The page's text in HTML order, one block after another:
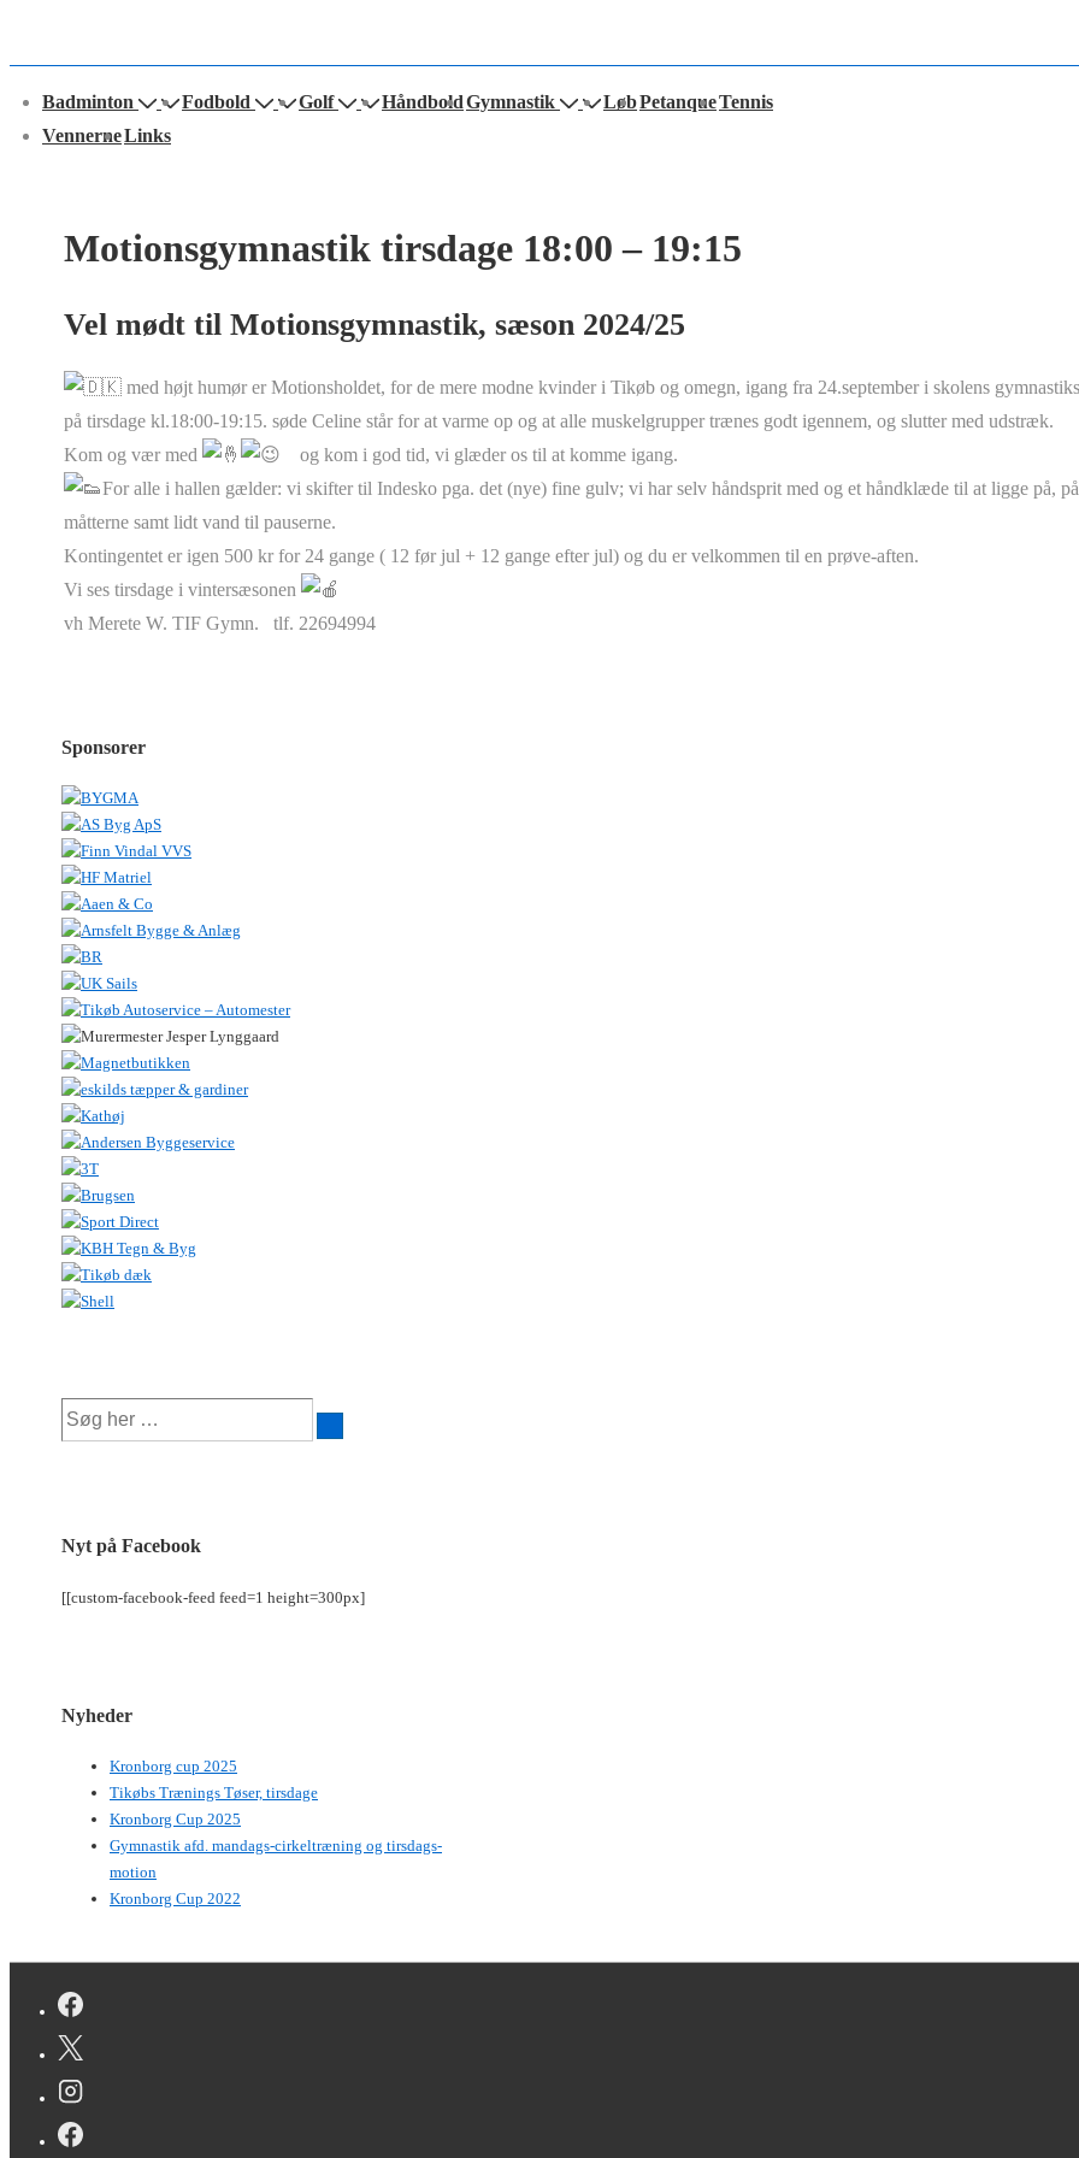
Badminton Fodbold Golf HåndboldGymnastik LøbPetanqueTennis
VennerneLinks
Motionsgymnastik tirsdage 18:00 – 19:15
Vel mødt til Motionsgymnastik, sæson 2024/25
med højt humør er Motionsholdet, for de mere modne kvinder i Tikøb og omegn, igang fra 24.september i skolens
på tirsdage kl.18:00-19:15. søde Celine står for at varme op og at alle muskelgrupper trænes godt igennem, og slutter med udstræk.
Kom og vær med
og kom i god tid, vi glæder os til at komme igang.
For alle i hallen gælder: vi skifter til Indesko pga. det (nye) fine gulv; vi har selv håndsprit med og et håndklæde til at ligge på, på
måtterne samt lidt vand til pauserne.
Kontingentet er igen 500 kr for 24 gange ( 12 før jul + 12 gange efter jul) og du er velkommen til en prøve-aften.
Vi ses tirsdage i vintersæsonen
vh Merete W. TIF Gymn. tlf. 22694994
Sponsorer
Søg
efter:
Nyt på Facebook
[[custom-facebook-feed feed=1 height=300px]
Nyheder
Kronborg cup 2025
Tikøbs Trænings Tøser, tirsdage
Kronborg Cup 2025
Gymnastik afd. mandags-cirkeltræning og tirsdags-
motion
Kronborg Cup 2022